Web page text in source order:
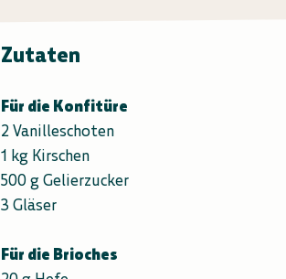
Zutaten
Für die Konfitüre
2 Vanilleschoten
1 kg Kirschen
500 g Gelierzucker
3 Gläser
Für die Brioches